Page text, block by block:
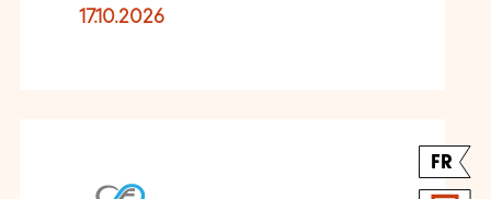
17.10.2026
FR